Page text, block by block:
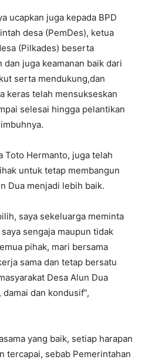
ucapkan juga kepada BPD
desa (PemDes), ketua
(Pilkades) beserta
juga keamanan baik dari
serta mendukung,dan
keras telah mensukseskan
selesai hingga pelantikan
Toto Hermanto, juga telah
untuk tetap membangun
Dua menjadi lebih baik.
saya sekeluarga meminta
sengaja maupun tidak
pihak, mari bersama
sama dan tetap bersatu
Desa Alun Dua
dan kondusif”,
yang baik, setiap harapan
tercapai, sebab Pemerintahan